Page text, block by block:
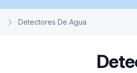
Detectores De Agua